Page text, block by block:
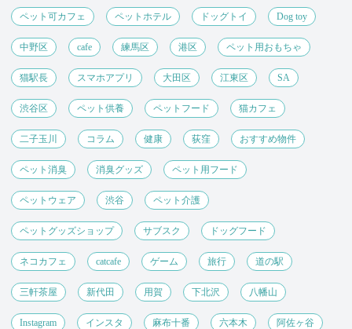
ペット可カフェ ペットホテル ドッグトイ Dog toy
中野区 cafe 練馬区 港区 ペット用おもちゃ
猫駅長 スマホアプリ 大田区 江東区 SA
渋谷区 ペット供養 ペットフード 猫カフェ
二子玉川 コラム 健康 荻窪 おすすめ物件
ペット消臭 消臭グッズ ペット用フード
ペットウェア 渋谷 ペット介護
ペットグッズショップ サブスク ドッグフード
ネコカフェ catcafe ゲーム 旅行 道の駅
三軒茶屋 新代田 用賀 下北沢 八幡山
Instagram インスタ 麻布十番 六本木 阿佐ヶ谷